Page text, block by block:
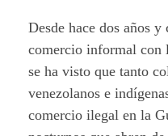
Desde hace dos años
comercio informal con
se ha visto que tanto
venezolanos e
comercio ilegal en la